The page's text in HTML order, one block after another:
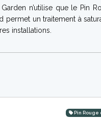
n’utilise que le Pin
permet un traitement à
installations.
Pin Rouge